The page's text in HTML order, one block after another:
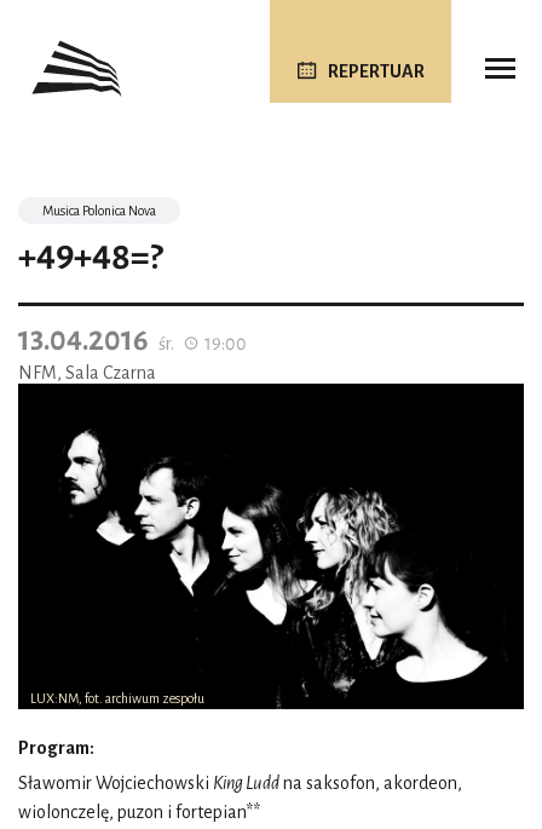
REPERTUAR
LUX:NM, fot. archiwum zespołu
Musica Polonica Nova
+49+48=?
13.04.2016 śr.
19:00
NFM, Sala Czarna
Program:
Sławomir Wojciechowski King Luddna saksofon, akordeon,
wiolonczelę, puzon i fortepian**